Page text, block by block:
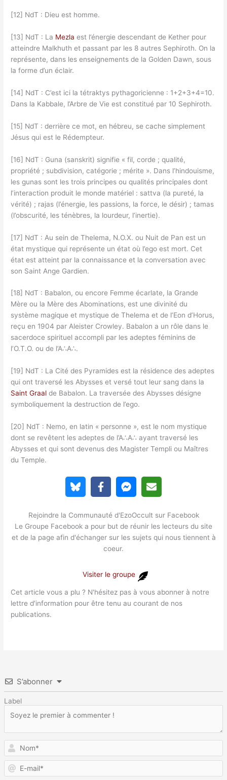
[12] NdT : Dieu est homme.
[13] NdT : La Mezla est l’énergie descendant de Kether pour
atteindre Malkhuth et passant par les 8 autres Sephiroth. On la
représente, dans les enseignements de la Golden Dawn, sous
la forme d’un éclair.
[14] NdT : C’est ici la tétraktys pythagoricienne : 1+2+3+4=10.
Dans la Kabbale, l’Arbre de Vie est constitué par 10 Sephiroth.
[15] NdT : derrière ce mot, en hébreu, se cache simplement
Jésus qui est le Rédempteur.
[16] NdT : Guna (sanskrit) signifie « fil, corde ; qualité,
propriété ; subdivision, catégorie ; mérite ». Dans l’hindouisme,
les gunas sont les trois principes ou qualités principales dont
l’interaction produit le monde matériel : sattva (la pureté, la
vérité) ; rajas (l’énergie, les passions, la force, le désir) ; tamas
(l’obscurité, les ténèbres, la lourdeur, l’inertie).
[17] NdT : Au sein de Thelema, N.O.X. ou Nuit de Pan est un
état mystique qui représente un état où l’ego est mort. Cet
état est atteint par la connaissance et la conversation avec
son Saint Ange Gardien.
[18] NdT : Babalon, ou encore Femme écarlate, la Grande
Mère ou la Mère des Abominations, est une divinité du
système magique et mystique de Thelema et de l’Eon d’Horus,
reçu en 1904 par Aleister Crowley. Babalon a un rôle dans le
sacerdoce spirituel accompli par les adeptes féminins de
l’O.T.O. ou de l’A∴A∴.
[19] NdT : La Cité des Pyramides est la résidence des adeptes
qui ont traversé les Abysses et versé tout leur sang dans la
Saint Graal de Babalon. La traversée des Abysses désigne
symboliquement la destruction de l’ego.
[20] NdT : Nemo, en latin « personne », est le nom mystique
dont se revêtent les adeptes de l’A∴A∴ ayant traversé les
Abysses et qui sont devenus des Magister Templi ou Maîtres
du Temple.
Rejoindre la Communauté d'EzoOccult sur Facebook
Le Groupe Facebook a pour but de réunir les lecteurs du site
et de la page afin d'échanger sur les sujets qui nous tiennent à
coeur.
Visiter le groupe
Cet article vous a plu ? N'hésitez pas à vous abonner à notre
lettre d'information pour être tenu au courant de nos
publications.
S’abonner
Label